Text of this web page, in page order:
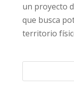
un proyecto
que busca
territorio